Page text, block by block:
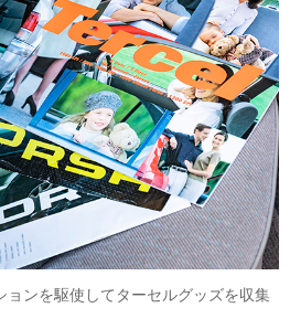
ンを駆使してターセルグッズを収集